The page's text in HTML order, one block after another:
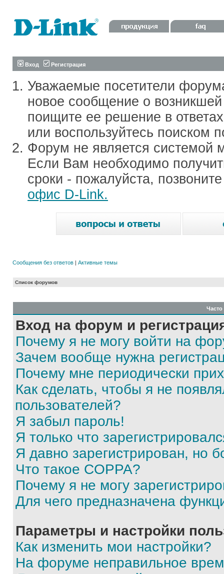
Вход Регистрация
Уважаемые посетители
новое сообщение о
поищите ее решение в
или воспользуйтесь поиском
Форум не является системой
Если Вам необходимо
сроки - пожалуйста,
офис D-Link.
Сообщения без ответов | Активные темы
Список форумов
Вход на форум и
Почему я не могу войти на
Зачем вообще нужна
Почему мне периодически
Как сделать, чтобы я не
пользователей?
Я забыл пароль!
Я только что
Я давно зарегистрирован, но
Что такое COPPA?
Почему я не могу
Для чего предназначена
Параметры и настройки
Как изменить мои настройки?
На форуме неправильное